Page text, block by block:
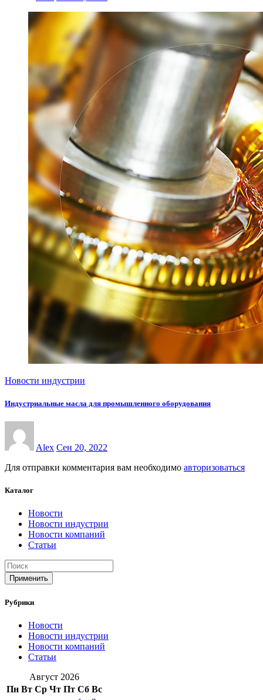
Новости индустрии
Индустриальные масла для промышленного оборудования
Alex Сен 20, 2022
Для отправки комментария вам необходимо авторизоваться
Каталог
Новости
Новости индустрии
Новости компаний
Статьи
Применить
Рубрики
Новости
Новости индустрии
Новости компаний
Статьи
Август 2026
Пн Вт Ср Чт Пт Сб Вс